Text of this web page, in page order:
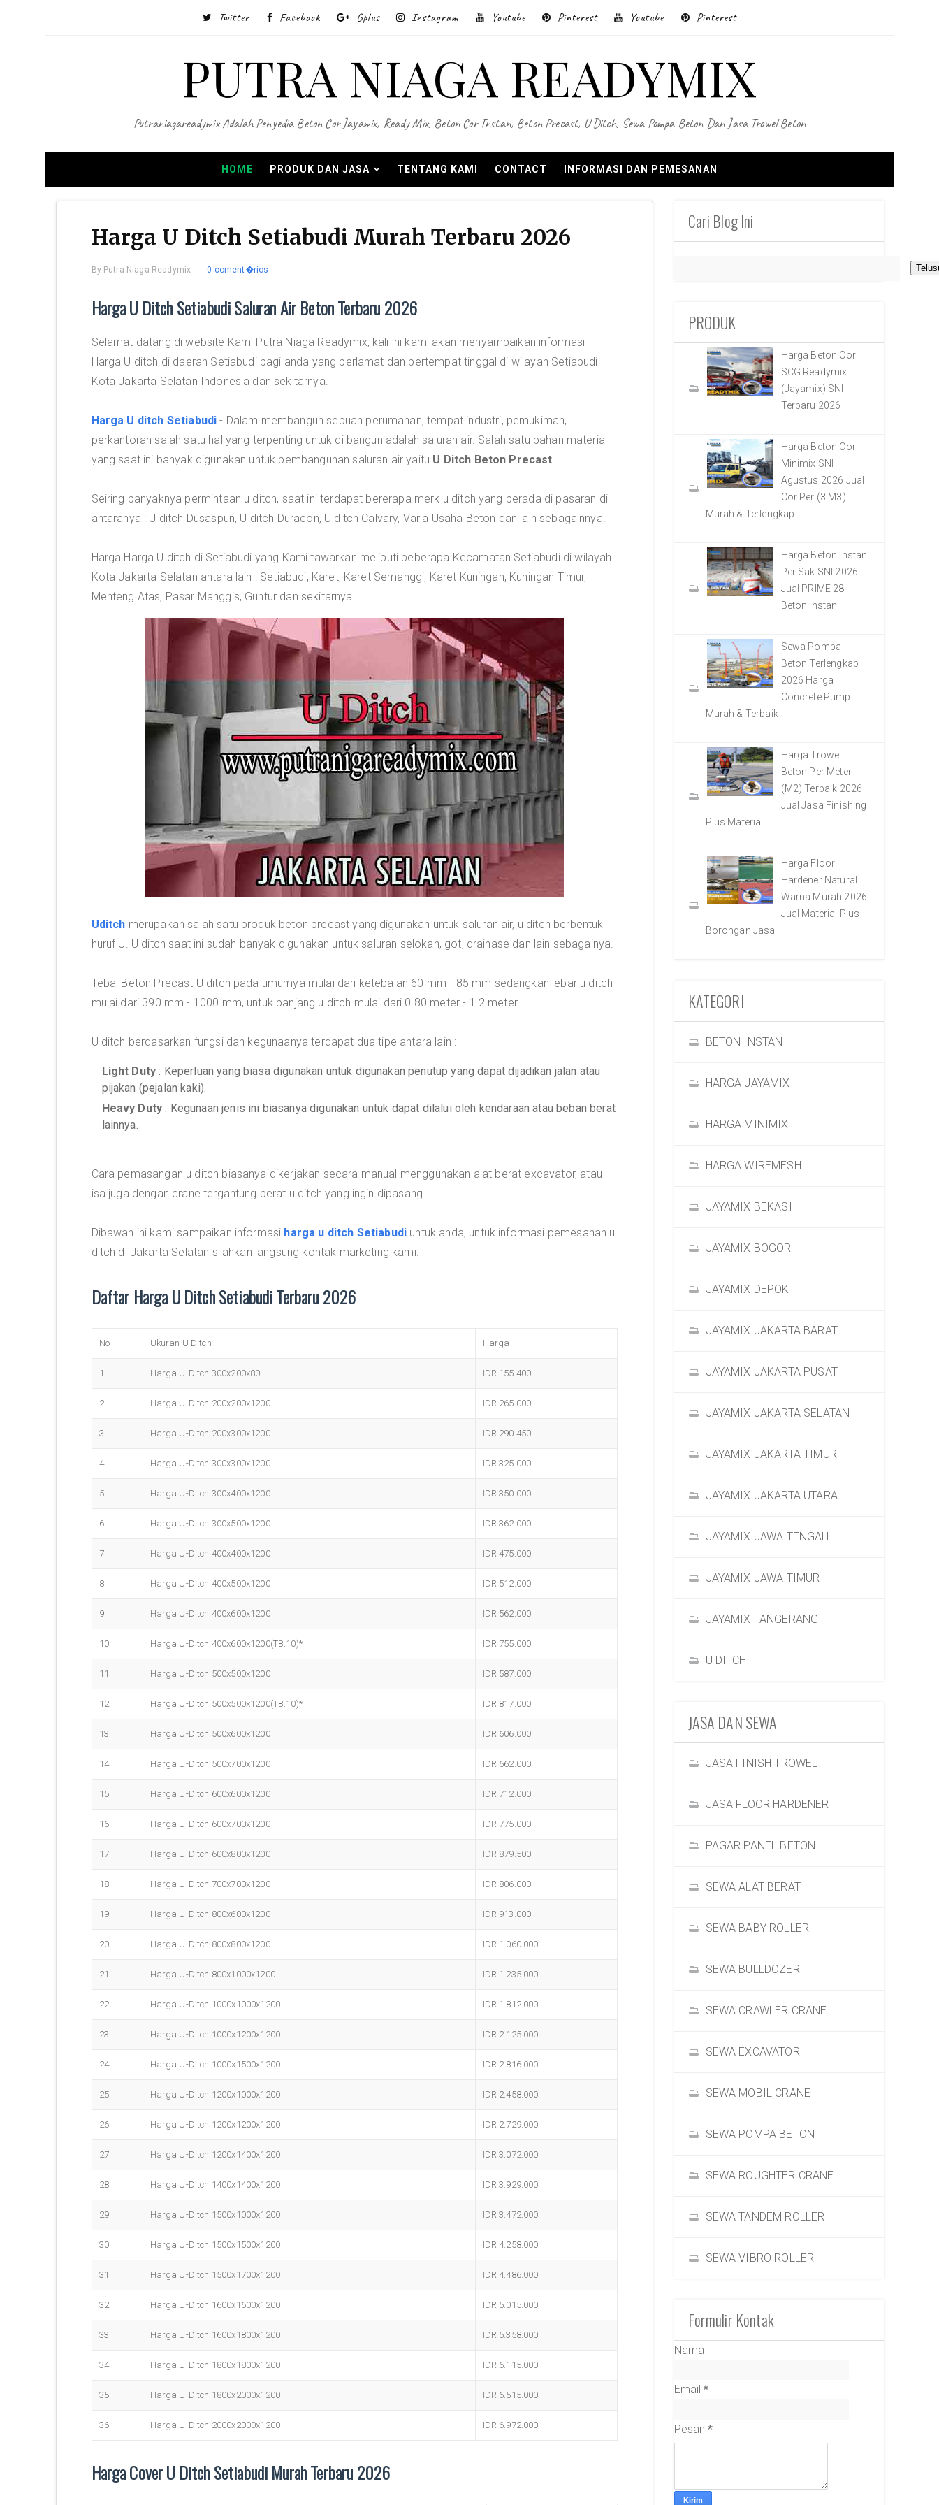
Twitter Facebook Gplus Instagram Youtube Pinterest Youtube Pinterest
PUTRA NIAGA READYMIX
Putraniagareadymix Adalah Penyedia Beton Cor Jayamix, Ready Mix, Beton Cor Instan, Beton Precast, U Ditch, Sewa Pompa Beton Dan Jasa Trowel Beton
HOME PRODUK DAN JASA TENTANG KAMI CONTACT INFORMASI DAN PEMESANAN
Harga U Ditch Setiabudi Murah Terbaru 2026
By Putra Niaga Readymix 0 coment�rios
Harga U Ditch Setiabudi Saluran Air Beton Terbaru 2026
Selamat datang di website Kami Putra Niaga Readymix, kali ini kami akan menyampaikan informasi
Harga U ditch di daerah Setiabudi bagi anda yang berlamat dan bertempat tinggal di wilayah Setiabudi
Kota Jakarta Selatan Indonesia dan sekitarnya.
Harga U ditch Setiabudi - Dalam membangun sebuah perumahan, tempat industri, pemukiman,
perkantoran salah satu hal yang terpenting untuk di bangun adalah saluran air. Salah satu bahan material
yang saat ini banyak digunakan untuk pembangunan saluran air yaitu U Ditch Beton Precast.
Seiring banyaknya permintaan u ditch, saat ini terdapat bererapa merk u ditch yang berada di pasaran di
antaranya : U ditch Dusaspun, U ditch Duracon, U ditch Calvary, Varia Usaha Beton dan lain sebagainnya.
Harga Harga U ditch di Setiabudi yang Kami tawarkan meliputi beberapa Kecamatan Setiabudi di wilayah
Kota Jakarta Selatan antara lain : Setiabudi, Karet, Karet Semanggi, Karet Kuningan, Kuningan Timur,
Menteng Atas, Pasar Manggis, Guntur dan sekitarnya.
Uditch merupakan salah satu produk beton precast yang digunakan untuk saluran air, u ditch berbentuk
huruf U. U ditch saat ini sudah banyak digunakan untuk saluran selokan, got, drainase dan lain sebagainya.
Tebal Beton Precast U ditch pada umumya mulai dari ketebalan 60 mm - 85 mm sedangkan lebar u ditch
mulai dari 390 mm - 1000 mm, untuk panjang u ditch mulai dari 0.80 meter - 1.2 meter.
U ditch berdasarkan fungsi dan kegunaanya terdapat dua tipe antara lain :
Light Duty : Keperluan yang biasa digunakan untuk digunakan penutup yang dapat dijadikan jalan atau
pijakan (pejalan kaki).
Heavy Duty : Kegunaan jenis ini biasanya digunakan untuk dapat dilalui oleh kendaraan atau beban berat
lainnya.
Cara pemasangan u ditch biasanya dikerjakan secara manual menggunakan alat berat excavator, atau
isa juga dengan crane tergantung berat u ditch yang ingin dipasang.
Dibawah ini kami sampaikan informasi harga u ditch Setiabudi untuk anda, untuk informasi pemesanan u
ditch di Jakarta Selatan silahkan langsung kontak marketing kami.
Daftar Harga U Ditch Setiabudi Terbaru 2026
No Ukuran U Ditch Harga
1 Harga U-Ditch 300x200x80 IDR 155.400
2 Harga U-Ditch 200x200x1200 IDR 265.000
3 Harga U-Ditch 200x300x1200 IDR 290.450
4 Harga U-Ditch 300x300x1200 IDR 325.000
5 Harga U-Ditch 300x400x1200 IDR 350.000
6 Harga U-Ditch 300x500x1200 IDR 362.000
7 Harga U-Ditch 400x400x1200 IDR 475.000
8 Harga U-Ditch 400x500x1200 IDR 512.000
9 Harga U-Ditch 400x600x1200 IDR 562.000
10 Harga U-Ditch 400x600x1200(TB.10)* IDR 755.000
11 Harga U-Ditch 500x500x1200 IDR 587.000
12 Harga U-Ditch 500x500x1200(TB.10)* IDR 817.000
13 Harga U-Ditch 500x600x1200 IDR 606.000
14 Harga U-Ditch 500x700x1200 IDR 662.000
15 Harga U-Ditch 600x600x1200 IDR 712.000
16 Harga U-Ditch 600x700x1200 IDR 775.000
17 Harga U-Ditch 600x800x1200 IDR 879.500
18 Harga U-Ditch 700x700x1200 IDR 806.000
19 Harga U-Ditch 800x600x1200 IDR 913.000
20 Harga U-Ditch 800x800x1200 IDR 1.060.000
21 Harga U-Ditch 800x1000x1200 IDR 1.235.000
22 Harga U-Ditch 1000x1000x1200 IDR 1.812.000
23 Harga U-Ditch 1000x1200x1200 IDR 2.125.000
24 Harga U-Ditch 1000x1500x1200 IDR 2.816.000
25 Harga U-Ditch 1200x1000x1200 IDR 2.458.000
26 Harga U-Ditch 1200x1200x1200 IDR 2.729.000
27 Harga U-Ditch 1200x1400x1200 IDR 3.072.000
28 Harga U-Ditch 1400x1400x1200 IDR 3.929.000
29 Harga U-Ditch 1500x1000x1200 IDR 3.472.000
30 Harga U-Ditch 1500x1500x1200 IDR 4.258.000
31 Harga U-Ditch 1500x1700x1200 IDR 4.486.000
32 Harga U-Ditch 1600x1600x1200 IDR 5.015.000
33 Harga U-Ditch 1600x1800x1200 IDR 5.358.000
34 Harga U-Ditch 1800x1800x1200 IDR 6.115.000
35 Harga U-Ditch 1800x2000x1200 IDR 6.515.000
36 Harga U-Ditch 2000x2000x1200 IDR 6.972.000
Harga Cover U Ditch Setiabudi Murah Terbaru 2026
Cari Blog Ini
PRODUK
Harga Beton Cor
SCG Readymix
(Jayamix) SNI
Terbaru 2026
Harga Beton Cor
Minimix SNI
Agustus 2026 Jual
Cor Per (3 M3)
Murah & Terlengkap
Harga Beton Instan
Per Sak SNI 2026
Jual PRIME 28
Beton Instan
Sewa Pompa
Beton Terlengkap
2026 Harga
Concrete Pump
Murah & Terbaik
Harga Trowel
Beton Per Meter
(M2) Terbaik 2026
Jual Jasa Finishing
Plus Material
Harga Floor
Hardener Natural
Warna Murah 2026
Jual Material Plus
Borongan Jasa
KATEGORI
BETON INSTAN
HARGA JAYAMIX
HARGA MINIMIX
HARGA WIREMESH
JAYAMIX BEKASI
JAYAMIX BOGOR
JAYAMIX DEPOK
JAYAMIX JAKARTA BARAT
JAYAMIX JAKARTA PUSAT
JAYAMIX JAKARTA SELATAN
JAYAMIX JAKARTA TIMUR
JAYAMIX JAKARTA UTARA
JAYAMIX JAWA TENGAH
JAYAMIX JAWA TIMUR
JAYAMIX TANGERANG
U DITCH
JASA DAN SEWA
JASA FINISH TROWEL
JASA FLOOR HARDENER
PAGAR PANEL BETON
SEWA ALAT BERAT
SEWA BABY ROLLER
SEWA BULLDOZER
SEWA CRAWLER CRANE
SEWA EXCAVATOR
SEWA MOBIL CRANE
SEWA POMPA BETON
SEWA ROUGHTER CRANE
SEWA TANDEM ROLLER
SEWA VIBRO ROLLER
Formulir Kontak
Nama
Email*
Pesan*